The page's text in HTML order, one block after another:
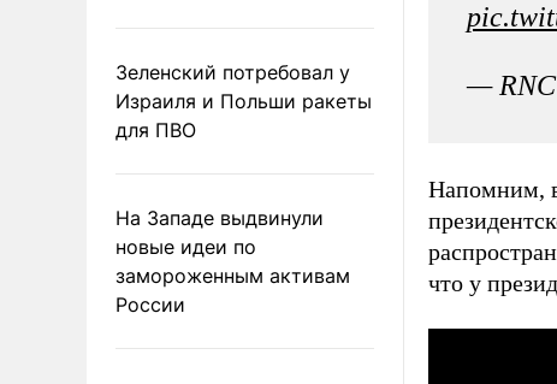
Зеленский потребовал у
Израиля и Польши ракеты
для ПВО
На Западе выдвинули
новые идеи по
замороженным активам
России
— RNC
Напомним,
что у